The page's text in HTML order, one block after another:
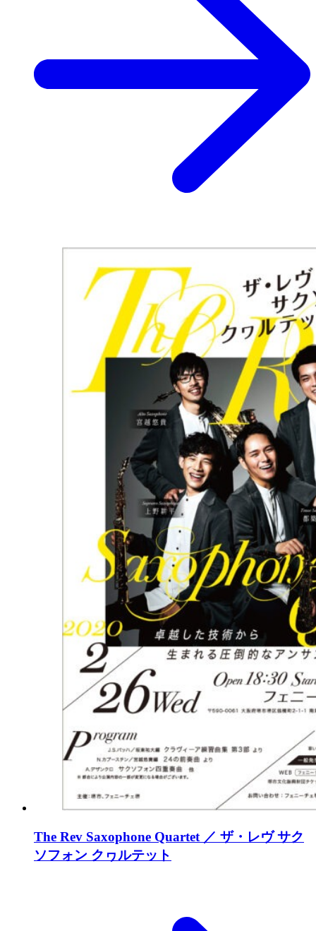
The Rev Saxophone Quartet ／ ザ・レヴ サク
ソフォン クヮルテット